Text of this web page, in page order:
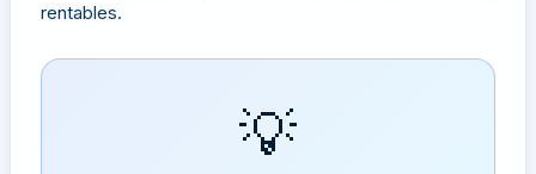
rentables.
💡